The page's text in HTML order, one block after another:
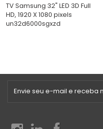
TV Samsung 32" LED 3D Full
HD, 1920 X 1080 pixels
un32d6000sgxzd